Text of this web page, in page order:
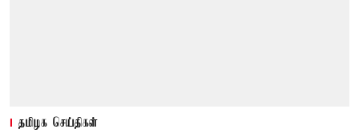
தமிழக செய்திகள்